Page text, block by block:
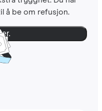
å be om refusjon.